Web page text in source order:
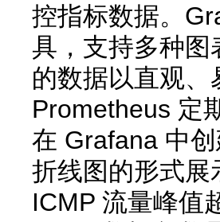
控指标数据。
具，支持多种
的数据以直观
Prometheus 定
在 Grafana 中
折线图的形式展
ICMP 流量峰值